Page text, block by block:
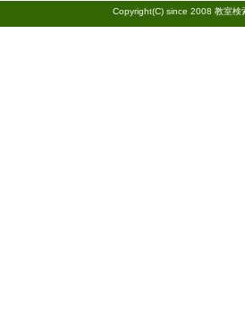
Copyright(C) since 2008 教室検